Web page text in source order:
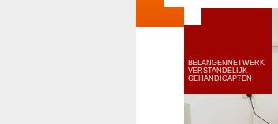
BELANGENNETWERK
VERSTANDELIJK
GEHANDICAPTEN